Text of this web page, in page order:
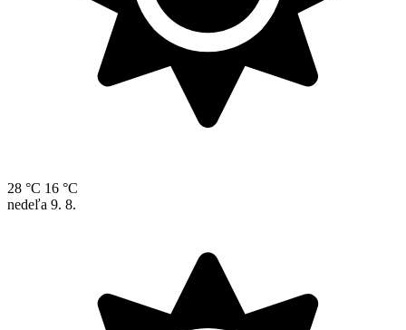
28 °C 16 °C
nedeľa 9. 8.